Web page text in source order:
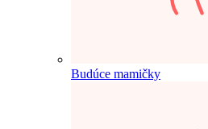
Budúce mamičky